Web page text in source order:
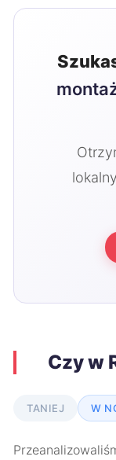
Czy w
TANIEJ W